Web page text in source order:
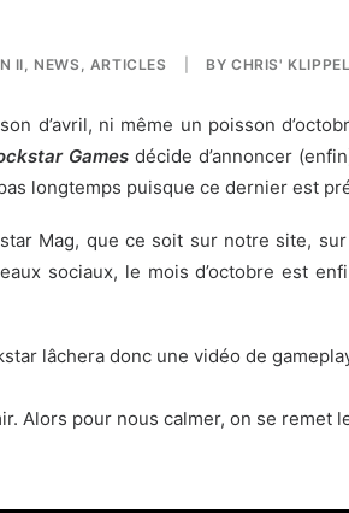
II, NEWS, ARTICLES BYCHRIS' KLIPPEL
d’avril, ni même un poisson
Games décide d’annoncer
longtemps puisque ce dernier est
Mag, que ce soit sur notre site,
sociaux, le mois d’octobre est
lâchera donc une vidéo de
Alors pour nous calmer, on se remet